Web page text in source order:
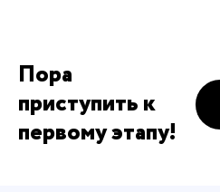
Пора
приступить к
первому этапу!